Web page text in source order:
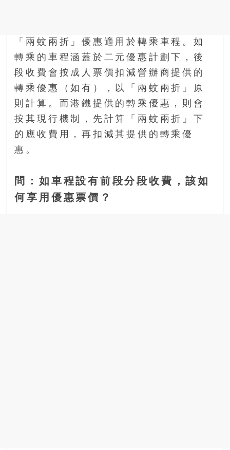
「兩蚊兩折」優惠適用於轉乘車程。如
轉乘的車程涵蓋於二元優惠計劃下，後
段收費會按成人票價扣減營辦商提供的
轉乘優惠（如有），以「兩蚊兩折」原
則計算。而港鐵提供的轉乘優惠，則會
按其現行機制，先計算「兩蚊兩折」下
的應收費用，再扣減其提供的轉乘優
惠。
問：如車程設有前段分段收費，該如
何享用優惠票價？